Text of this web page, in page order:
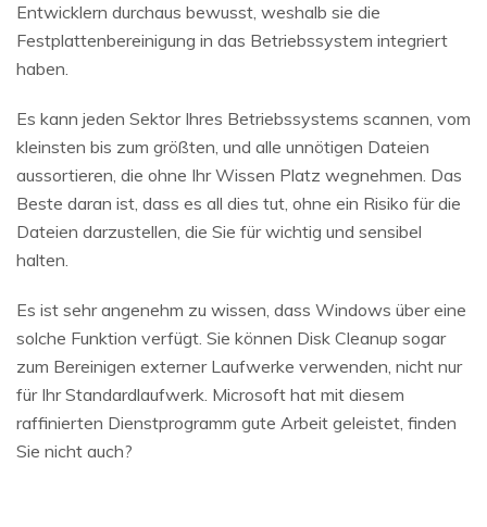
Entwicklern durchaus bewusst, weshalb sie die
Festplattenbereinigung in das Betriebssystem integriert
haben.
Es kann jeden Sektor Ihres Betriebssystems scannen, vom
kleinsten bis zum größten, und alle unnötigen Dateien
aussortieren, die ohne Ihr Wissen Platz wegnehmen. Das
Beste daran ist, dass es all dies tut, ohne ein Risiko für die
Dateien darzustellen, die Sie für wichtig und sensibel
halten.
Es ist sehr angenehm zu wissen, dass Windows über eine
solche Funktion verfügt. Sie können Disk Cleanup sogar
zum Bereinigen externer Laufwerke verwenden, nicht nur
für Ihr Standardlaufwerk. Microsoft hat mit diesem
raffinierten Dienstprogramm gute Arbeit geleistet, finden
Sie nicht auch?